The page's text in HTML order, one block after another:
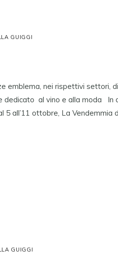
GUIGGI
emblema, nei rispettivi settori,
dedicato al vino e alla moda In
5 all’11 ottobre, La Vendemmia
GUIGGI